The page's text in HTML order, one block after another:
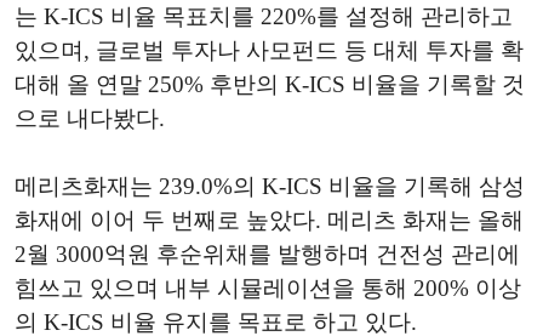
는 K-ICS 비율 목표치를 220%를 설정해 관리하고
있으며, 글로벌 투자나 사모펀드 등 대체 투자를 확
대해 올 연말 250% 후반의 K-ICS 비율을 기록할 것
으로 내다봤다.
메리츠화재는 239.0%의 K-ICS 비율을 기록해 삼성
화재에 이어 두 번째로 높았다. 메리츠 화재는 올해
2월 3000억원 후순위채를 발행하며 건전성 관리에
힘쓰고 있으며 내부 시뮬레이션을 통해 200% 이상
의 K-ICS 비율 유지를 목표로 하고 있다.